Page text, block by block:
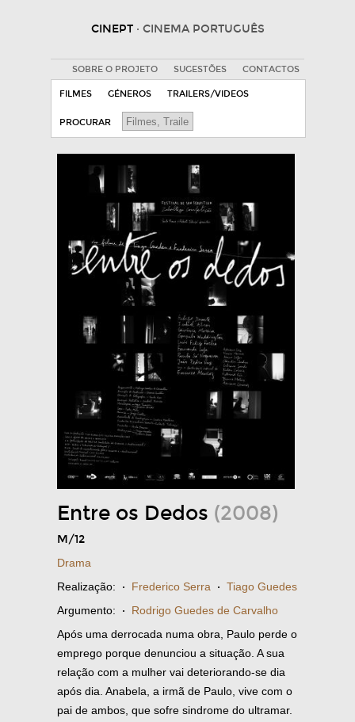
CINEPT · CINEMA PORTUGUÊS
SOBRE O PROJETO SUGESTÕES CONTACTOS
FILMES GÉNEROS TRAILERS/VIDEOS
PROCURAR
Entre os Dedos (2008)
M/12
Drama
Realização: · Frederico Serra · Tiago Guedes
Argumento: · Rodrigo Guedes de Carvalho
Após uma derrocada numa obra, Paulo perde o
emprego porque denunciou a situação. A sua
relação com a mulher vai deteriorando-se dia
após dia. Anabela, a irmã de Paulo, vive com o
pai de ambos, que sofre sindrome do ultramar.